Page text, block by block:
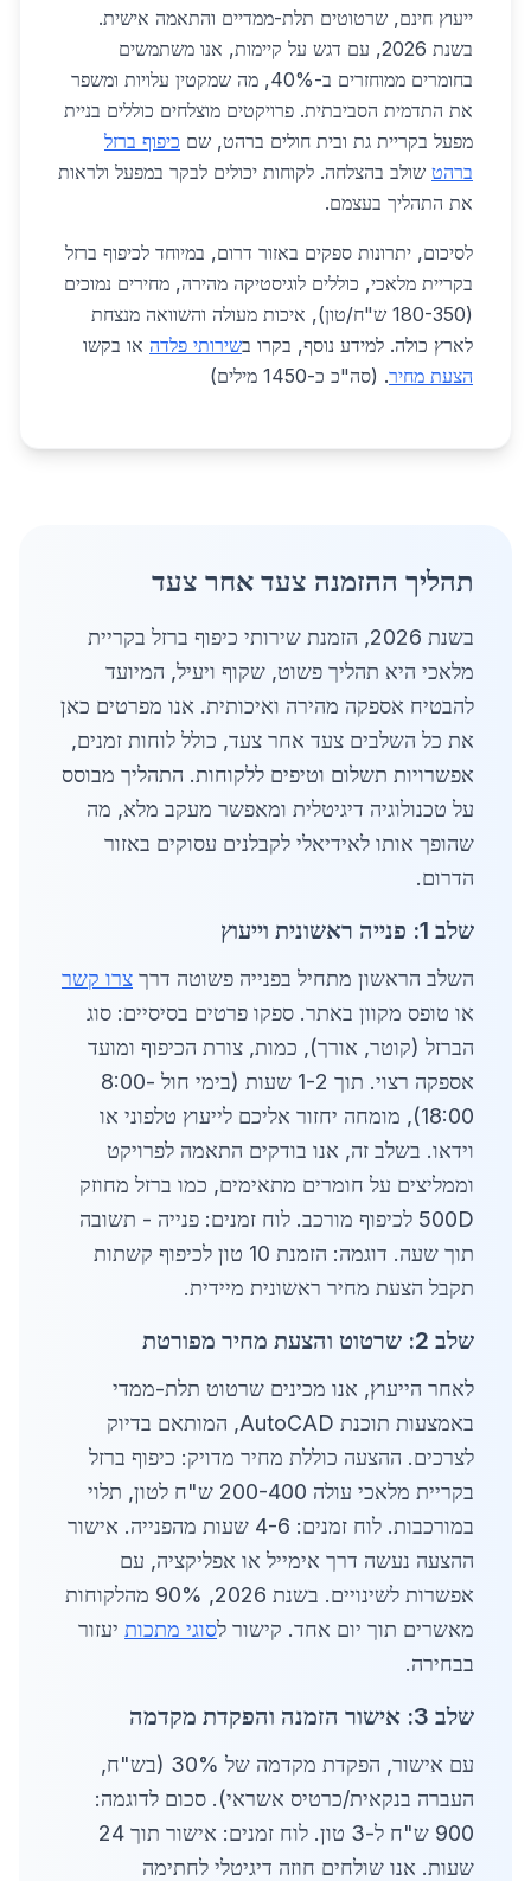
ייעוץ חינם, שרטוטים תלת-ממדיים והתאמה אישית.
בשנת 2026, עם דגש על קיימות, אנו משתמשים
בחומרים ממוחזרים ב-40%, מה שמקטין עלויות ומשפר
את התדמית הסביבתית. פרויקטים מוצלחים כוללים בניית
מפעל בקריית גת ובית חולים ברהט, שם כיפוף ברזל
ברהט שולב בהצלחה. לקוחות יכולים לבקר במפעל ולראות
את התהליך בעצמם.
לסיכום, יתרונות ספקים באזור דרום, במיוחד לכיפוף ברזל
בקריית מלאכי, כוללים לוגיסטיקה מהירה, מחירים נמוכים
(180-350 ש"ח/טון), איכות מעולה והשוואה מנצחת
לארץ כולה. למידע נוסף, בקרו בשירותי פלדה או בקשו
הצעת מחיר. (סה"כ כ-1450 מילים)
תהליך ההזמנה צעד אחר צעד
בשנת 2026, הזמנת שירותי כיפוף ברזל בקריית
מלאכי היא תהליך פשוט, שקוף ויעיל, המיועד
להבטיח אספקה מהירה ואיכותית. אנו מפרטים כאן
את כל השלבים צעד אחר צעד, כולל לוחות זמנים,
אפשרויות תשלום וטיפים ללקוחות. התהליך מבוסס
על טכנולוגיה דיגיטלית ומאפשר מעקב מלא, מה
שהופך אותו לאידיאלי לקבלנים עסוקים באזור
הדרום.
שלב 1: פנייה ראשונית וייעוץ
השלב הראשון מתחיל בפנייה פשוטה דרך צרו קשר
או טופס מקוון באתר. ספקו פרטים בסיסיים: סוג
הברזל (קוטר, אורך), כמות, צורת הכיפוף ומועד
אספקה רצוי. תוך 1-2 שעות (בימי חול 8:00-
18:00), מומחה יחזור אליכם לייעוץ טלפוני או
וידאו. בשלב זה, אנו בודקים התאמה לפרויקט
וממליצים על חומרים מתאימים, כמו ברזל מחוזק
500D לכיפוף מורכב. לוח זמנים: פנייה - תשובה
תוך שעה. דוגמה: הזמנת 10 טון לכיפוף קשתות
תקבל הצעת מחיר ראשונית מיידית.
שלב 2: שרטוט והצעת מחיר מפורטת
לאחר הייעוץ, אנו מכינים שרטוט תלת-ממדי
באמצעות תוכנת AutoCAD, המותאם בדיוק
לצרכים. ההצעה כוללת מחיר מדויק: כיפוף ברזל
בקריית מלאכי עולה 200-400 ש"ח לטון, תלוי
במורכבות. לוח זמנים: 4-6 שעות מהפנייה. אישור
ההצעה נעשה דרך אימייל או אפליקציה, עם
אפשרות לשינויים. בשנת 2026, 90% מהלקוחות
מאשרים תוך יום אחד. קישור לסוגי מתכות יעזור
בבחירה.
שלב 3: אישור הזמנה והפקדת מקדמה
עם אישור, הפקדת מקדמה של 30% (בש"ח,
העברה בנקאית/כרטיס אשראי). סכום לדוגמה:
900 ש"ח ל-3 טון. לוח זמנים: אישור תוך 24
שעות. אנו שולחים חוזה דיגיטלי לחתימה